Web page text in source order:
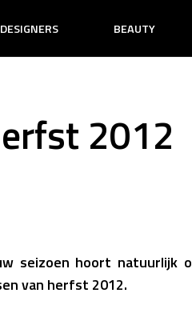
DESIGNERS BEAUTY
2012
seizoen hoort natuurlijk
van herfst 2012.